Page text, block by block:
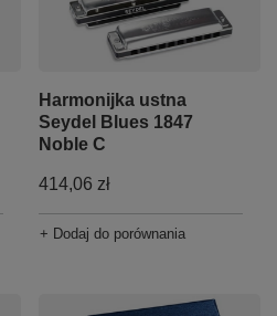
Harmonijka ustna
Seydel Blues 1847
Noble C
414,06 zł
+ Dodaj do porównania